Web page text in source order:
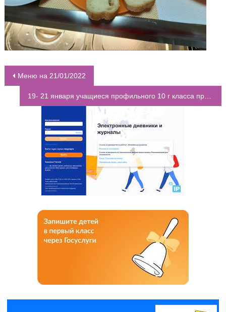
НАВИГАЦИЯ ПО ЗАПИСЯМ
Меню на 21/01/2022